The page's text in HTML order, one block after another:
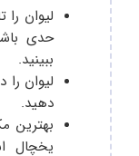
لیوان را
حدی
ببینید.
لیوان
دهید.
بهترین
یخچال